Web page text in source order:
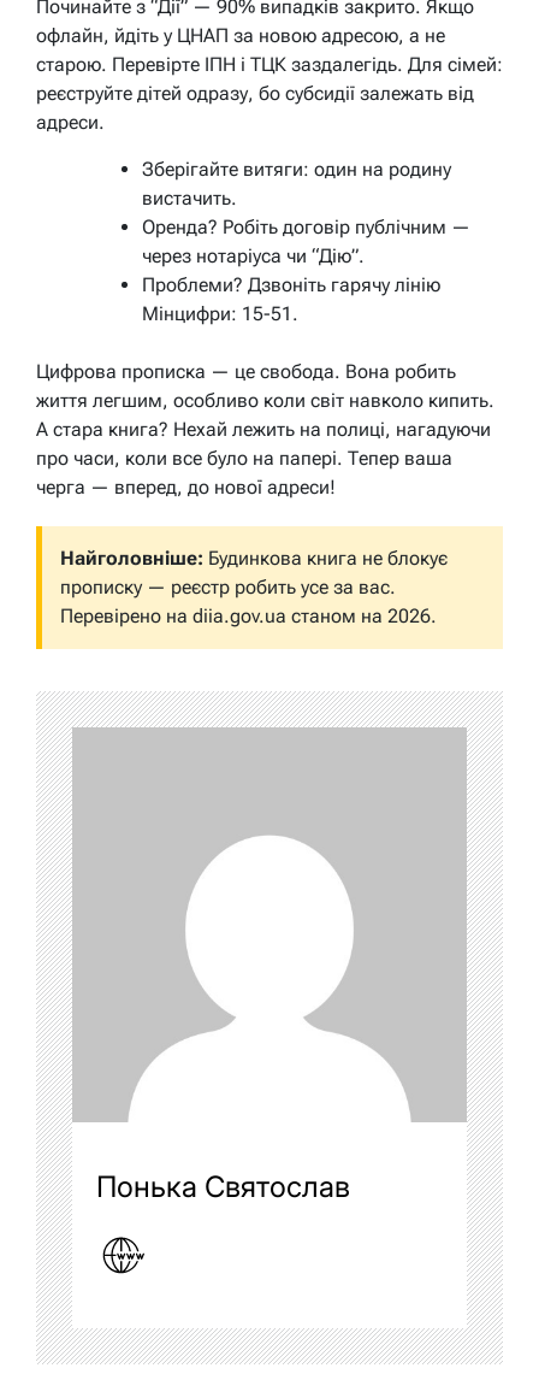
Починайте з “Дії” — 90% випадків закрито. Якщо
офлайн, йдіть у ЦНАП за новою адресою, а не
старою. Перевірте ІПН і ТЦК заздалегідь. Для сімей:
реєструйте дітей одразу, бо субсидії залежать від
адреси.
Зберігайте витяги: один на родину
вистачить.
Оренда? Робіть договір публічним —
через нотаріуса чи “Дію”.
Проблеми? Дзвоніть гарячу лінію
Мінцифри: 15-51.
Цифрова прописка — це свобода. Вона робить
життя легшим, особливо коли світ навколо кипить.
А стара книга? Нехай лежить на полиці, нагадуючи
про часи, коли все було на папері. Тепер ваша
черга — вперед, до нової адреси!
Найголовніше: Будинкова книга не блокує
прописку — реєстр робить усе за вас.
Перевірено на diia.gov.ua станом на 2026.
Понька Святослав